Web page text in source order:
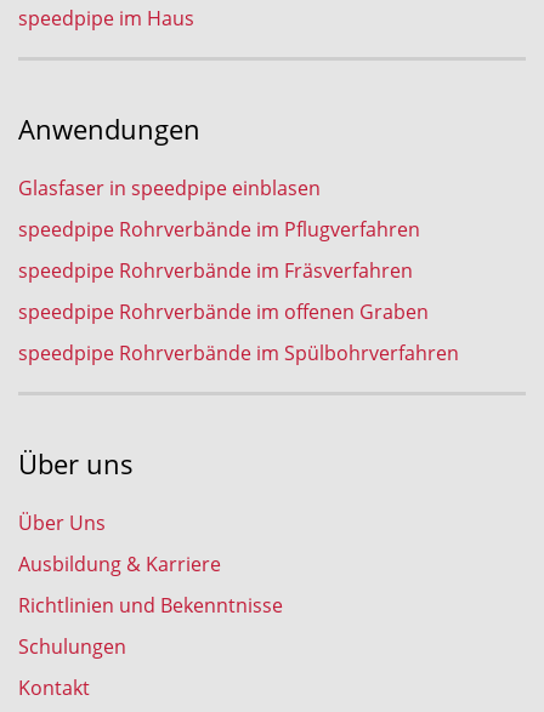
speedpipe im Haus
Anwendungen
Glasfaser in speedpipe einblasen
speedpipe Rohrverbände im Pflugverfahren
speedpipe Rohrverbände im Fräsverfahren
speedpipe Rohrverbände im offenen Graben
speedpipe Rohrverbände im Spülbohrverfahren
Über uns
Über Uns
Ausbildung & Karriere
Richtlinien und Bekenntnisse
Schulungen
Kontakt